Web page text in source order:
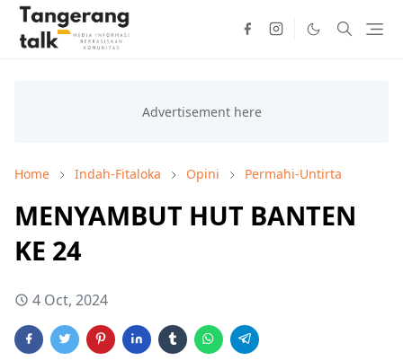
Home Indah-Fitaloka Opini Permahi-Untirta
MENYAMBUT HUT BANTEN
KE 24
4 Oct, 2024